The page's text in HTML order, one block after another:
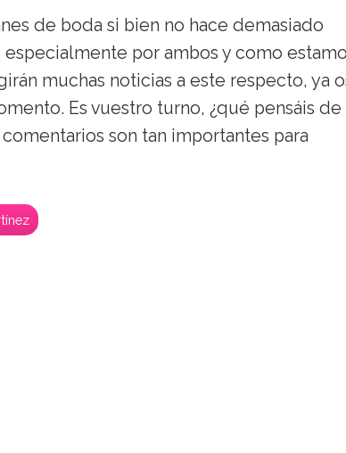
de boda si bien no hace demasiado
por ambos y como
muchas noticias a este respecto, ya
Es vuestro turno, ¿qué pensáis de
son tan importantes para